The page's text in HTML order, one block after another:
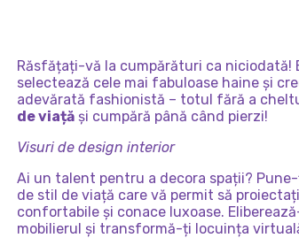
Răsfățați-vă la cumpărături ca niciodată!
selectează cele mai fabuloase haine și
adevărată fashionistă – totul fără a
de viață și cumpără până când pierzi!
Visuri de design interior
Ai un talent pentru a decora spații?
de stil de viață care vă permit să
confortabile și conace luxoase.
mobilierul și transformă-ți locuința